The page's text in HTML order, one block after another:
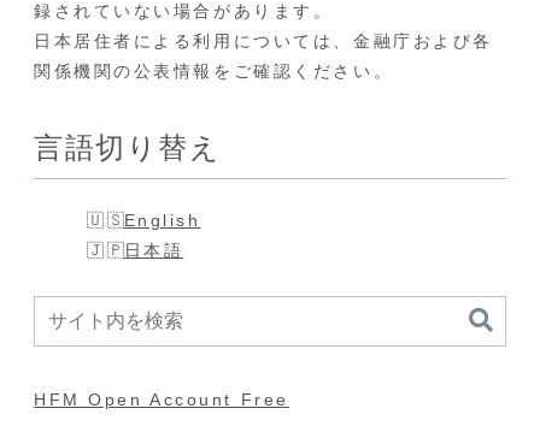
録されていない場合があります。
日本居住者による利用については、金融庁および各
関係機関の公表情報をご確認ください。
言語切り替え
English
日本語
HFM Open Account Free